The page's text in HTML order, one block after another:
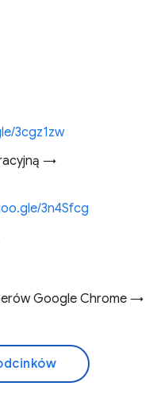
3cgz1zw
→
3n4Sfcg
Google Chrome →